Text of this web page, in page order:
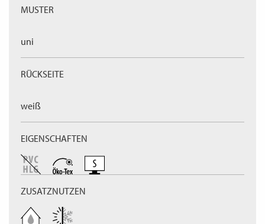
MUSTER
uni
RÜCKSEITE
weiß
EIGENSCHAFTEN
ZUSATZNUTZEN